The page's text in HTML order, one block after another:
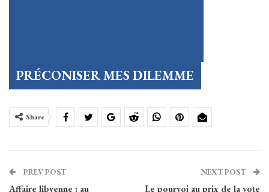
PRÉCONISER MES DILEMME
Share
PREV POST
Affaire libyenne : au
NEXT POST
Le pourvoi au prix de la vote